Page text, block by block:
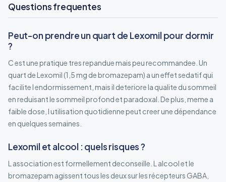
Questions frequentes
Peut-on prendre un quart de Lexomil pour dormir
?
C est une pratique tres repandue mais peu recommandee. Un
quart de Lexomil (1,5 mg de bromazepam) a un effet sedatif qui
facilite l endormissement, mais il deteriore la qualite du sommeil
en reduisant le sommeil profond et paradoxal. De plus, meme a
faible dose, l utilisation quotidienne peut creer une dépendance
en quelques semaines.
Lexomil et alcool : quels risques ?
L association est formellement deconseille. L alcool et le
bromazepam agissent tous les deux sur les récepteurs GABA,